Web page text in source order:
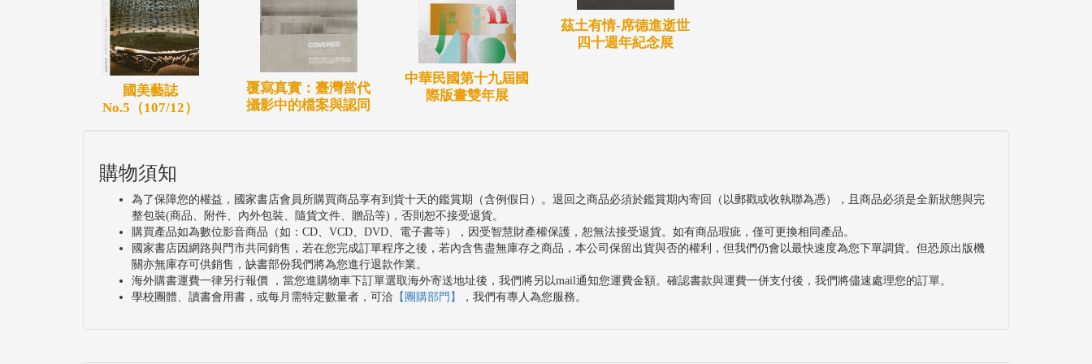
國美藝誌
No.5（107/12）
覆寫真實：臺灣當代
攝影中的檔案與認同
中華民國第十九屆國
際版畫雙年展
茲土有情-席德進逝世
四十週年紀念展
購物須知
為了保障您的權益，國家書店會員所購買商品享有到貨十天的鑑賞期（含例假日）。退回之商品必須於鑑賞期內寄回（以郵戳或收執聯為憑），且商品必須是全新狀態與完
整包裝(商品、附件、內外包裝、隨貨文件、贈品等)，否則恕不接受退貨。
購買產品如為數位影音商品（如：CD、VCD、DVD、電子書等），因受智慧財產權保護，恕無法接受退貨。如有商品瑕疵，僅可更換相同產品。
國家書店因網路與門市共同銷售，若在您完成訂單程序之後，若內含售盡無庫存之商品，本公司保留出貨與否的權利，但我們仍會以最快速度為您下單調貨。但恐原出版機
關亦無庫存可供銷售，缺書部份我們將為您進行退款作業。
海外購書運費一律另行報價 ，當您進購物車下訂單選取海外寄送地址後，我們將另以mail通知您運費金額。確認書款與運費一併支付後，我們將儘速處理您的訂單。
學校團體、讀書會用書，或每月需特定數量者，可洽 【團購部門】 ，我們有專人為您服務。